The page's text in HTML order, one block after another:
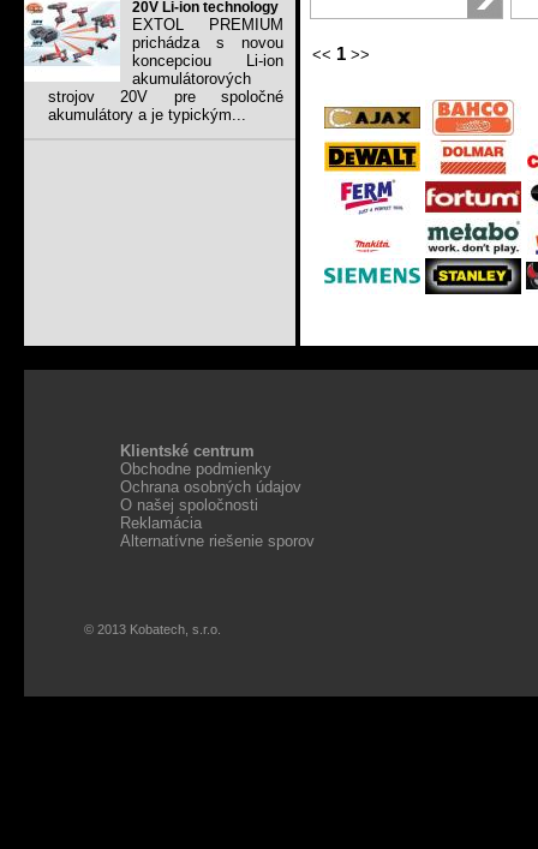
20V Li-ion technology
EXTOL PREMIUM
prichádza s novou
koncepciou Li-ion
akumulátorových
strojov 20V pre spoločné
akumulátory a je typickým...
<< 1 >>
Klientské centrum
Obchodne podmienky
Ochrana osobných údajov
O našej spoločnosti
Reklamácia
Alternatívne riešenie sporov
© 2013 Kobatech, s.r.o.